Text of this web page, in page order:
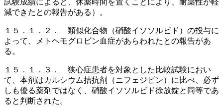
減できたとの報告がある）。
１５．１．２． 類似化合物（硝酸イソソルビド）の投与に
よって、メトヘモグロビン血症があらわれたとの報告があ
る。
１５．１．３． 狭心症患者を対象とした比較試験におい
て、本剤はカルシウム拮抗剤（ニフェジピン）に比べ、必ず
しも優る薬剤ではなく、硝酸イソソルビド徐放錠と同等であ
ると判断された。